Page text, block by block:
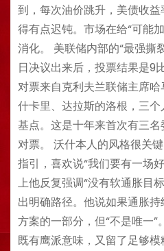
到，每次油价跳升，美债收
得有点迟钝。市场在给“可能
消化。 美联储内部的“最强撕
日决议出来后，投票结果是9
对票来自克利夫兰联储主席
什卡里、达拉斯的洛根，三
基点。这是十年来首次有三名
对票。 沃什本人的风格很关
指引，喜欢说“我们要有一场
上他反复强调“没有软通胀目
出明确路径。他说如果通胀
方案的一部分，但“不是唯一”
既有鹰派意味，又留了足够